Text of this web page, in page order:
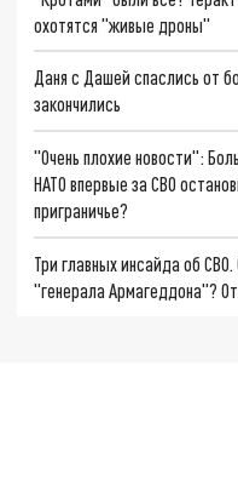
охотятся "живые дроны"
Даня с Дашей спаслись от
закончились
"Очень плохие новости":
НАТО впервые за СВО
приграничье?
Три главных инсайда об
"генерала Армагеддона"?